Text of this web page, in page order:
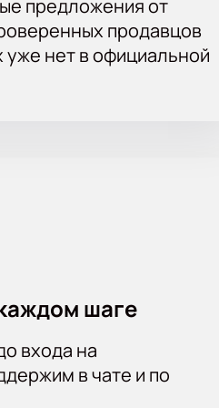
Корпоративные клиенты
для сотрудников и
Дмитрий Воробьёв, Анатолий
предложения от
продавцов
нет в официальной
шаге
входа на
в чате и по